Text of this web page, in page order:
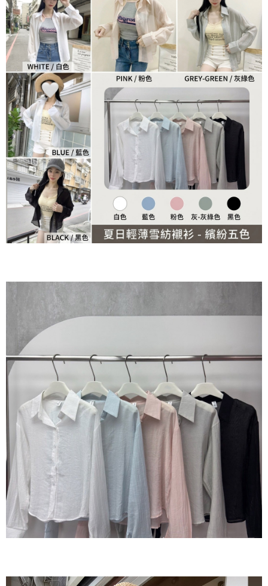
【「AFTEE先享後付」結帳流程】
１．於結帳方式選擇「AFTEE先享後付」後，將跳轉至「AFTEE先享後付」
結帳頁面，進行簡訊認證並確認金額後，即可完成結帳。
２．訂單成立數日內，您將收到繳費通知簡訊。
３．收到繳費通知簡訊後14天內，點擊此簡訊中的連結，可透過四大超商／
ATM／網路銀行／等多元方式進行付款，方視為交易完成。
※ 請注意：結帳手續完成當下不需立刻繳費，但若您需要取消訂單，請聯絡
購買商品的店家。未經商家同意取消之訂單仍視為有效，需透過AFTEE先享
後付繳納相關費用。
※ 交易是否成功請以「AFTEE先享後付 」之結帳頁面顯示為準，若有關於
是否繳費成功／繳費後需取消欲退款等相關疑問，請聯繫「AFTEE先享後付
客戶支援中心」https://netprotections.freshdesk.com/support/home
【注意事項】
１．透過由恩沛科技股份有限公司提供之「AFTEE先享後付」服務完成之交
易，需依本服務之必要範圍內提供個人資料，並將交易相關給付款項請求債
權轉讓予恩沛科技股份有限公司。
２．關於個人資料處理事宜，請瀏覽以下網址：
https://aftee.tw/terms/#terms3
３．未成年的使用者請事先徵得法定代理人或監護人之同意方可使用
「AFTEE先享後付」，若未經同意申辦者引起之損失，本公司不負相關責
４．使用「AFTEE先享後付」時，將依據個別帳號之用戶狀況，依本公司即
恩沛科技股份有限公司將有權停止該用戶之使用額度並採取法律行動。
付款後全家取貨
每筆NT$60，滿NT$800(含以上)免運費
7-11貨到付款
每筆NT$60，滿NT$800(含以上)免運費
付款後7-11取貨
每筆NT$60，滿NT$800(含以上)免運費
郵局宅配
每筆NT$70，滿NT$1,500(含以上)免運費
郵局貨到付款
每筆NT$100，滿NT$1,500(含以上)免運費
黑貓貨到付款
每筆NT$120，滿NT$2,000(含以上)免運費